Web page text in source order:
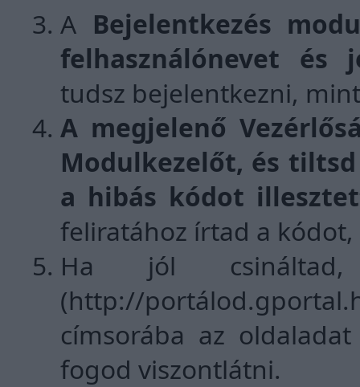
A Bejelentkezés
felhasználónevet és
tudsz bejelentkezni,
A megjelenő
Modulkezelőt, és
a hibás kódot
feliratához írtad a
Ha jól
(http://
címsorába az
fogod viszontlátni.